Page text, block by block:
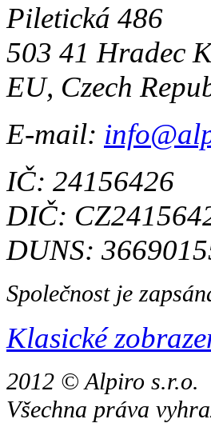
Piletická 486
503 41 Hradec
EU, Czech
E-mail:
IČ: 24156426
DIČ:
DUNS:
Společnost je
Klasické
2012 © Alpiro s.r.o.
Všechna práva